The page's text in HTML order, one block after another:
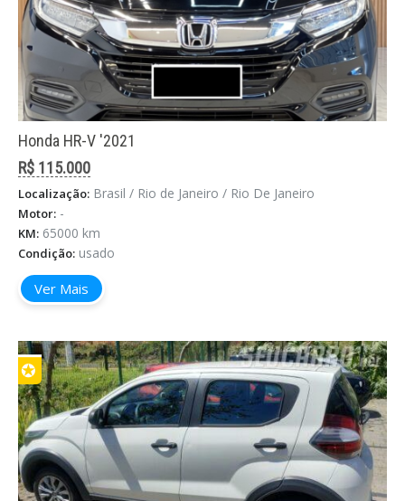
Honda HR-V '2021
R$ 115.000
Localização: Brasil / Rio de Janeiro / Rio De Janeiro
Motor: -
KM: 65000 km
Condição: usado
Ver Mais
✪